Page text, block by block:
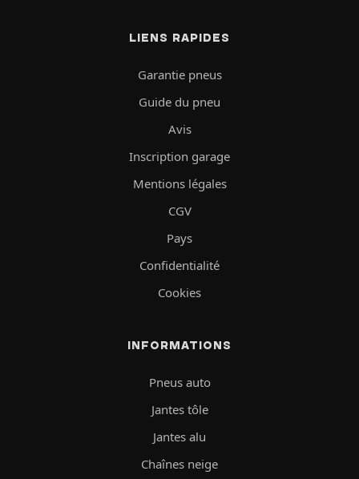
LIENS RAPIDES
Garantie pneus
Guide du pneu
Avis
Inscription garage
Mentions légales
CGV
Pays
Confidentialité
Cookies
INFORMATIONS
Pneus auto
Jantes tôle
Jantes alu
Chaînes neige